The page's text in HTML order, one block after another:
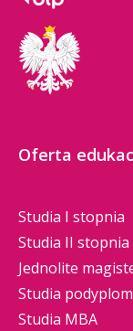
Oferta
Studia I stopnia
Studia II stopnia
Jednolite
Studia
Studia MBA